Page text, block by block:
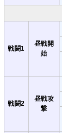
戦闘1
昼戦開
始
戦闘2
昼戦攻
撃